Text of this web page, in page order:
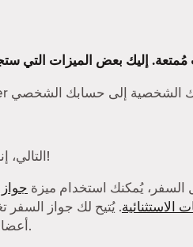
الشخصية إلى حسابك الشخصي
التالي،!
السفر، يُمكنك استخدام ميزة
الاستثنائية. يُتيح لك جواز السفر
أعضاء في مدينة أو بلدة أخرى.